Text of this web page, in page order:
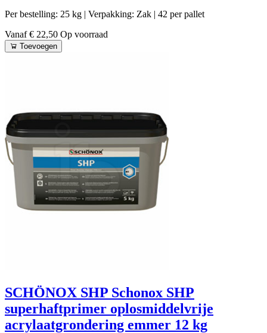
Per bestelling: 25 kg | Verpakking: Zak | 42 per pallet
Vanaf € 22,50 Op voorraad
Toevoegen
SCHÖNOX SHP Schonox SHP
superhaftprimer oplosmiddelvrije
acrylaatgrondering emmer 12 kg